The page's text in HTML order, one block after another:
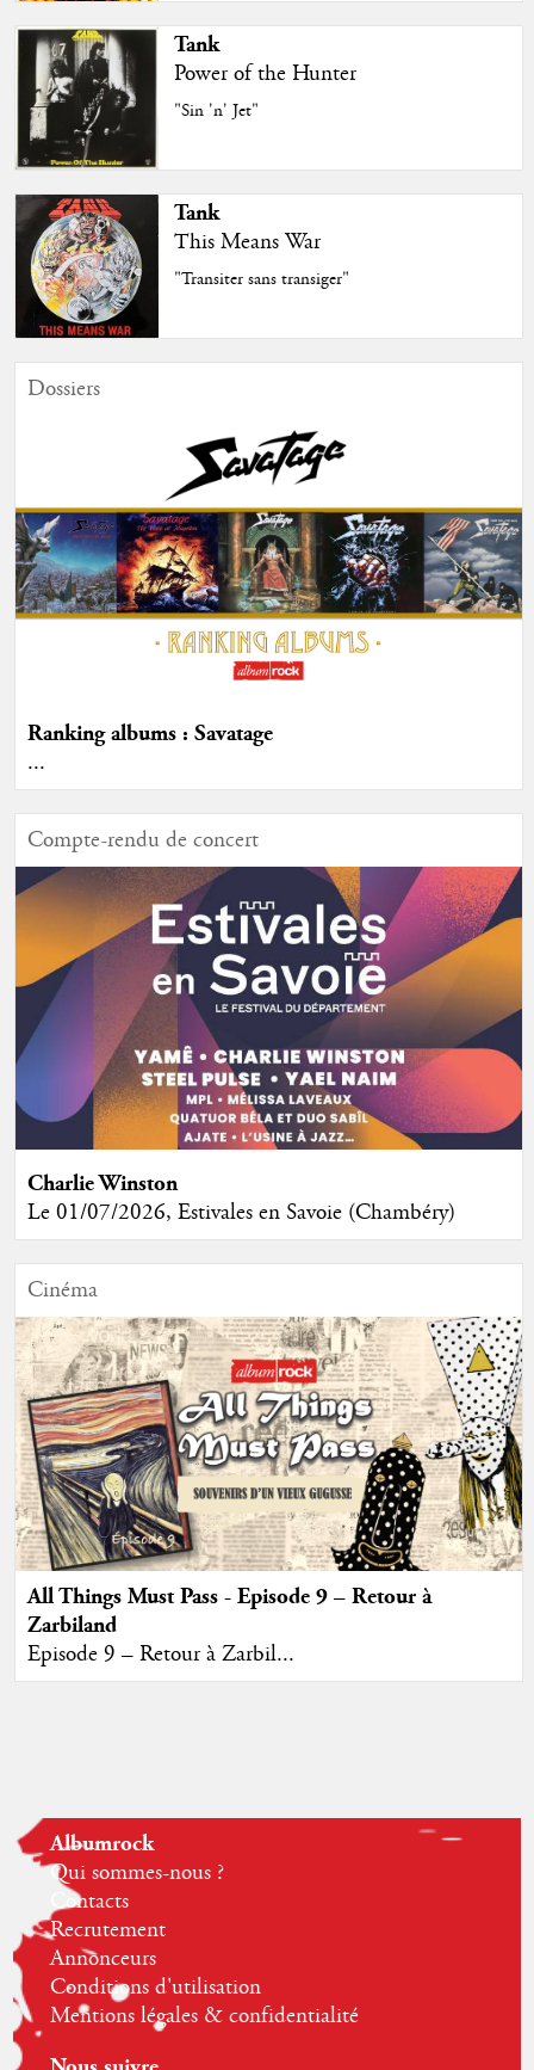
Tank
Power of the Hunter
"Sin 'n' Jet"
Tank
This Means War
"Transiter sans transiger"
Dossiers
Ranking albums : Savatage
...
Compte-rendu de concert
Charlie Winston
Le 01/07/2026, Estivales en Savoie (Chambéry)
Cinéma
All Things Must Pass - Episode 9 – Retour à
Zarbiland
Episode 9 – Retour à Zarbil...
Albumrock
Qui sommes-nous ?
Contacts
Recrutement
Annonceurs
Conditions d'utilisation
Mentions légales & confidentialité